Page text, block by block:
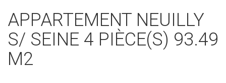
APPARTEMENT NEUILLY
S/ SEINE 4 PIÈCE(S) 93.49
M2